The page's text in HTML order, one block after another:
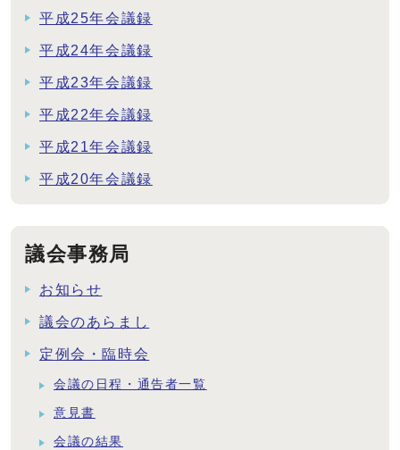
平成25年会議録
平成24年会議録
平成23年会議録
平成22年会議録
平成21年会議録
平成20年会議録
議会事務局
お知らせ
議会のあらまし
定例会・臨時会
会議の日程・通告者一覧
意見書
会議の結果